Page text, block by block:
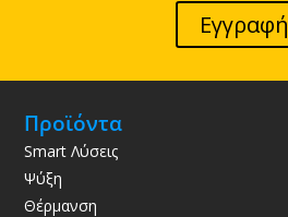
Εγγραφή
Προϊόντα
Smart Λύσεις
Ψύξη
Θέρμανση